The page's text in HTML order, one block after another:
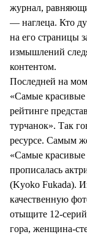
журнал,
— наглеца. Кто
на его страницы
измышлений
контентом.
Последней на
«Самые
рейтинге
турчанок». Так
ресурсе. Самым
«Самые красивые
прописалась
(Kyoko Fukada).
качественную
отыщите 12-
гора, женщина-